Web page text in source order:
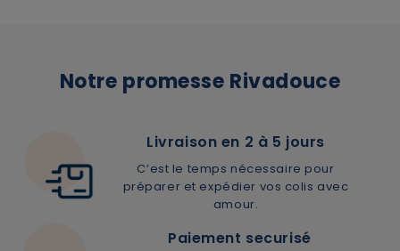
Notre promesse Rivadouce
Livraison en 2 à 5 jours
C’est le temps nécessaire pour
préparer et expédier vos colis avec
amour.
Paiement securisé